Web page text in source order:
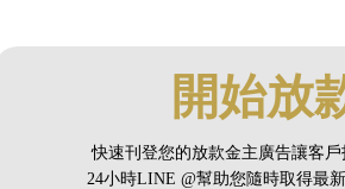
開始放
快速刊登您的放款金主廣告讓客
24小時LINE @幫助您隨時取得最